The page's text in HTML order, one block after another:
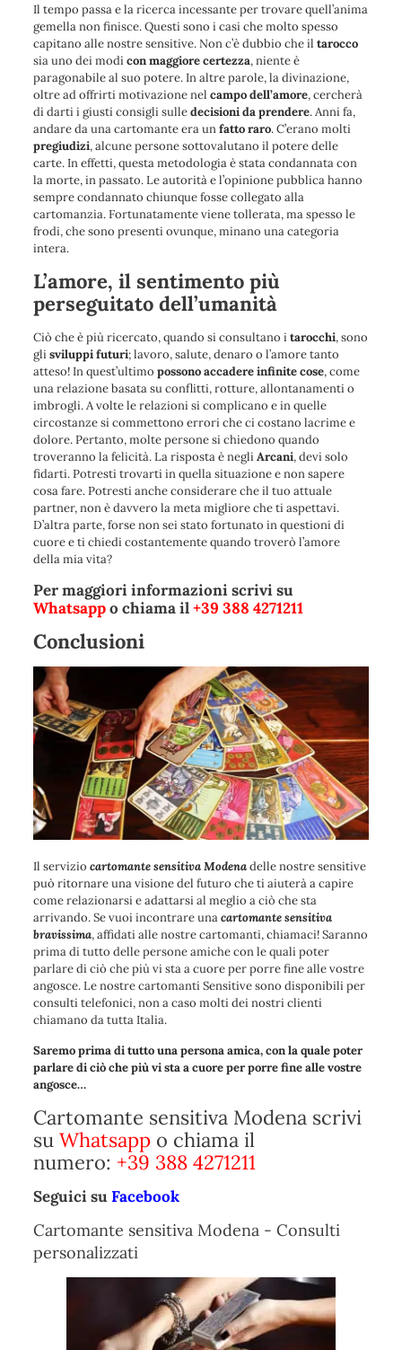
Il tempo passa e la ricerca incessante per trovare quell’anima
gemella non finisce. Questi sono i casi che molto spesso
capitano alle nostre sensitive. Non c’è dubbio che il tarocco
sia uno dei modicon maggiore certezza, niente è
paragonabile al suo potere. In altre parole, la divinazione,
oltre ad offrirti motivazione nel campo dell’amore, cercherà
di darti i giusti consigli sulledecisioni da prendere. Anni fa,
andare da una cartomante era unfatto raro. C’erano molti
pregiudizi, alcune persone sottovalutano il potere delle
carte. In effetti, questa metodologia è stata condannata con
la morte, in passato. Le autorità e l’opinione pubblica hanno
sempre condannato chiunque fosse collegato alla
cartomanzia. Fortunatamente viene tollerata, ma spesso le
frodi, che sono presenti ovunque, minano una categoria
intera.
L’amore, il sentimento più
perseguitato dell’umanità
Ciò che è più ricercato, quando si consultano itarocchi, sono
glisviluppi futuri; lavoro, salute, denaro o l’amore tanto
atteso! In quest’ultimo possono accadere infinite cose, come
una relazione basata su conflitti, rotture, allontanamenti o
imbrogli. A volte le relazioni si complicano e in quelle
circostanze si commettono errori che ci costano lacrime e
dolore. Pertanto, molte persone si chiedono quando
troveranno la felicità. La risposta è negliArcani, devi solo
fidarti. Potresti trovarti in quella situazione e non sapere
cosa fare. Potresti anche considerare che il tuo attuale
partner, non è davvero la meta migliore che ti aspettavi.
D’altra parte, forse non sei stato fortunato in questioni di
cuore e ti chiedi costantemente quando troverò l’amore
della mia vita?
Per maggiori informazioni scrivi su
Whatsappo chiama il+39 388 4271211
Conclusioni
Il servizio cartomante sensitiva Modenadelle nostre sensitive
può ritornare una visione del futuro che ti aiuterà a capire
come relazionarsi e adattarsi al meglio a ciò che sta
arrivando. Se vuoi incontrare unacartomante sensitiva
bravissima, affidati alle nostre cartomanti, chiamaci! Saranno
prima di tutto delle persone amiche con le quali poter
parlare di ciò che più vi sta a cuore per porre fine alle vostre
angosce. Le nostre cartomanti Sensitive sono disponibili per
consulti telefonici, non a caso molti dei nostri clienti
chiamano da tutta Italia.
Saremo prima di tutto una persona amica, con la quale poter
parlare di ciò che più vi sta a cuore per porre fine alle vostre
angosce…
Cartomante sensitiva Modena scrivi
su Whatsappo chiama il
numero: +39 388 4271211
Seguici su Facebook
Cartomante sensitiva Modena - Consulti
personalizzati